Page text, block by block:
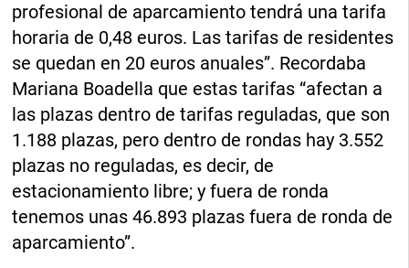
profesional de aparcamiento tendrá una tarifa
horaria de 0,48 euros. Las tarifas de residentes
se quedan en 20 euros anuales”. Recordaba
Mariana Boadella que estas tarifas “afectan a
las plazas dentro de tarifas reguladas, que son
1.188 plazas, pero dentro de rondas hay 3.552
plazas no reguladas, es decir, de
estacionamiento libre; y fuera de ronda
tenemos unas 46.893 plazas fuera de ronda de
aparcamiento”.